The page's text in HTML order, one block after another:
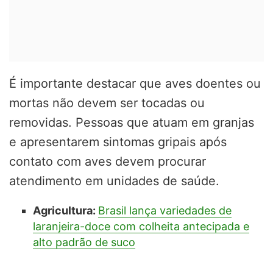
É importante destacar que aves doentes ou
mortas não devem ser tocadas ou
removidas. Pessoas que atuam em granjas
e apresentarem sintomas gripais após
contato com aves devem procurar
atendimento em unidades de saúde.
Agricultura: Brasil lança variedades de
laranjeira-doce com colheita antecipada e
alto padrão de suco